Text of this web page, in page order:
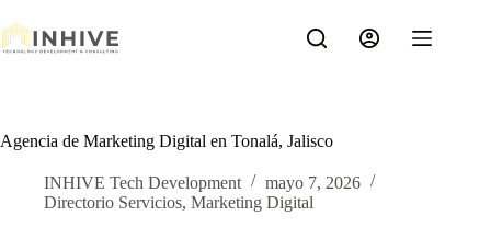
al
contenido
Agencia de Marketing Digital en Tonalá, Jalisco
INHIVE Tech Development
mayo 7, 2026
Directorio Servicios, Marketing Digital